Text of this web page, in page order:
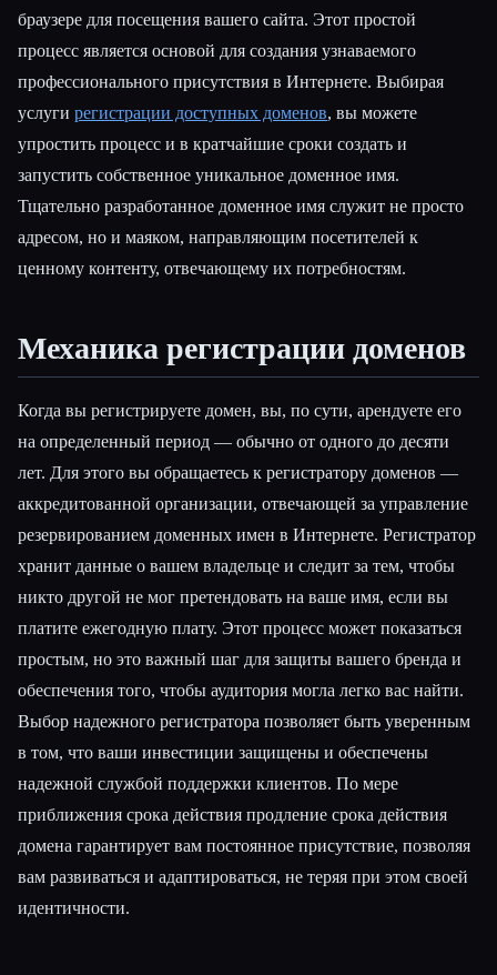
браузере для посещения вашего сайта. Этот простой
процесс является основой для создания узнаваемого
профессионального присутствия в Интернете. Выбирая
услуги регистрации доступных доменов, вы можете
упростить процесс и в кратчайшие сроки создать и
запустить собственное уникальное доменное имя.
Тщательно разработанное доменное имя служит не просто
адресом, но и маяком, направляющим посетителей к
ценному контенту, отвечающему их потребностям.
Механика регистрации доменов
Когда вы регистрируете домен, вы, по сути, арендуете его
на определенный период — обычно от одного до десяти
лет. Для этого вы обращаетесь к регистратору доменов —
аккредитованной организации, отвечающей за управление
резервированием доменных имен в Интернете. Регистратор
хранит данные о вашем владельце и следит за тем, чтобы
никто другой не мог претендовать на ваше имя, если вы
платите ежегодную плату. Этот процесс может показаться
простым, но это важный шаг для защиты вашего бренда и
обеспечения того, чтобы аудитория могла легко вас найти.
Выбор надежного регистратора позволяет быть уверенным
в том, что ваши инвестиции защищены и обеспечены
надежной службой поддержки клиентов. По мере
приближения срока действия продление срока действия
домена гарантирует вам постоянное присутствие, позволяя
вам развиваться и адаптироваться, не теряя при этом своей
идентичности.